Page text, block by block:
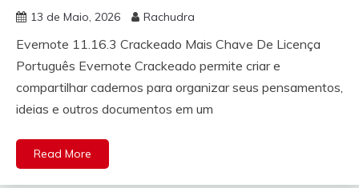
13 de Maio, 2026 Rachudra
Evernote 11.16.3 Crackeado Mais Chave De Licença
Português Evernote Crackeado permite criar e
compartilhar cadernos para organizar seus pensamentos,
ideias e outros documentos em um
Read More